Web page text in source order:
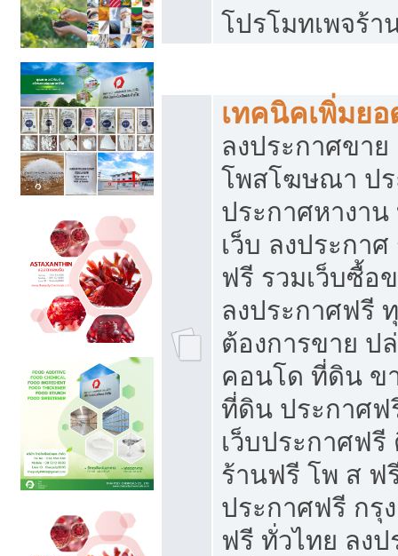
โปรโมทเพจร้า
เทคนิคเพิ่มย
ลงประกาศขา
โพสโฆษณา ป
ประกาศหางา
เว็บ ลงประกา
ฟรี รวมเว็บซื้อ
ลงประกาศฟรี
ต้องการขาย ป
คอนโด ที่ดิน ข
ที่ดิน ประกาศฟ
เว็บประกาศฟ
ร้านฟรี โพ ส ฟ
ประกาศฟรี กรุ
ฟรี ทั่วไทย ลง